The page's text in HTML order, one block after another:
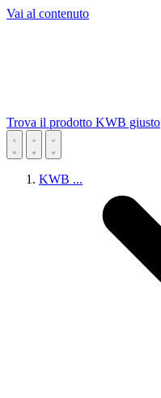
Vai al contenuto
Trova il prodotto KWB giusto
KWB ...